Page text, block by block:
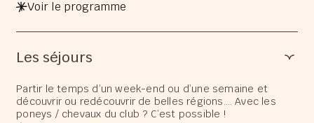
Voir le programme
Les séjours
Partir le temps d’un week-end ou d’une semaine et
découvrir ou redécouvrir de belles régions…. Avec les
poneys / chevaux du club ? C’est possible !